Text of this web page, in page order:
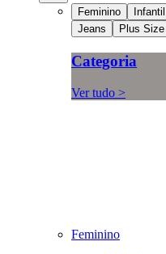
Feminino Infantil
Jeans
Plus Size
Categoria
Ver tudo >
Feminino